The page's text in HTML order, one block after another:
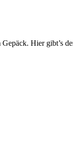
Hier gibt’s